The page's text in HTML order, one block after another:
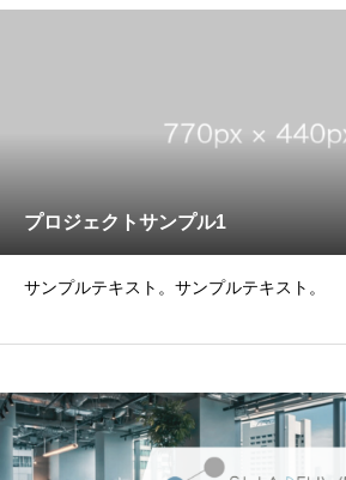
プロジェクトサンプル1
サンプルテキスト。サンプルテキスト。